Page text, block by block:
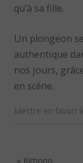
qu’à sa fille.
Un plongeon
authentique
nos jours,
en scène.
Mettre en favori
« Kimono